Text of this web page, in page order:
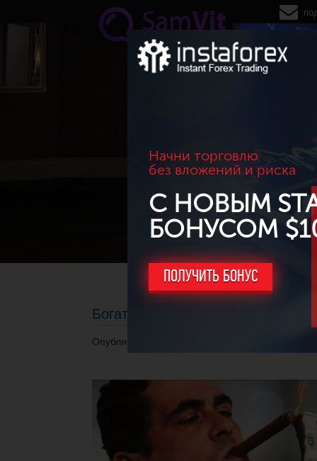
Перейти к основному содержанию
Начни торговлю
без вложений и риска
С НОВЫМ
БОНУСОМ
ПОЛУЧИТЬ БОНУС
Богатые криптаны тоже плачут
Опубликовано 04.04.2023 в 17:00.